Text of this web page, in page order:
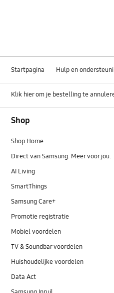
Startpagina Hulp en
Klik hier om je bestelling te
Shop
Shop Home
Direct van Samsung. Meer voor jou.
AI Living
SmartThings
Samsung Care+
Promotie registratie
Mobiel voordelen
TV & Soundbar voordelen
Huishoudelijke voordelen
Data Act